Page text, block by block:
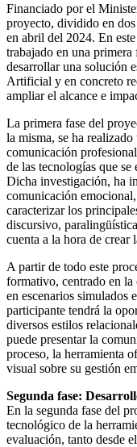
Financiado por el
proyecto, dividido en dos
en abril del 2024. En
trabajado en una primera
desarrollar una solución
Artificial y en concreto
ampliar el alcance e
La primera fase del
la misma, se ha
comunicación
de las tecnologías que
Dicha investigación, ha
comunicación
caracterizar los
discursivo,
cuenta a la hora de crear
A partir de todo este
formativo, centrado en la
en escenarios simulados
participante tendrá la
diversos estilos
puede presentar la
proceso, la herramienta
visual sobre su gestión
Segunda fase:
En la segunda fase del
tecnológico de la
evaluación, tanto desde